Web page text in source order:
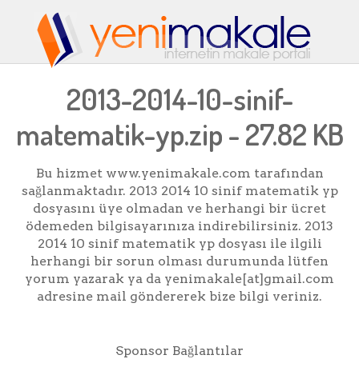
2013-2014-10-sinif-
matematik-yp.zip - 27.82 KB
Bu hizmet www.yenimakale.com tarafından
sağlanmaktadır. 2013 2014 10 sinif matematik yp
dosyasını üye olmadan ve herhangi bir ücret
ödemeden bilgisayarınıza indirebilirsiniz. 2013
2014 10 sinif matematik yp dosyası ile ilgili
herhangi bir sorun olması durumunda lütfen
yorum yazarak ya da yenimakale[at]gmail.com
adresine mail göndererek bize bilgi veriniz.
Sponsor Bağlantılar